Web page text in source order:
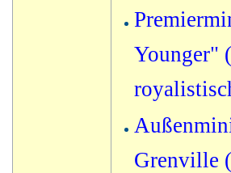
Younger"
Grenville